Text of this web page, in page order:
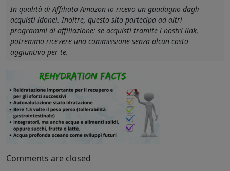
sport
In qualità di Affiliato Amazon io ricevo un guadagno dagli
acquisti idonei. Inoltre, questo sito partecipa ad altri
programmi di affiliazione: se acquisti tramite i nostri link,
potremmo ricevere una commissione senza alcun costo
aggiuntivo per te.
Comments are closed